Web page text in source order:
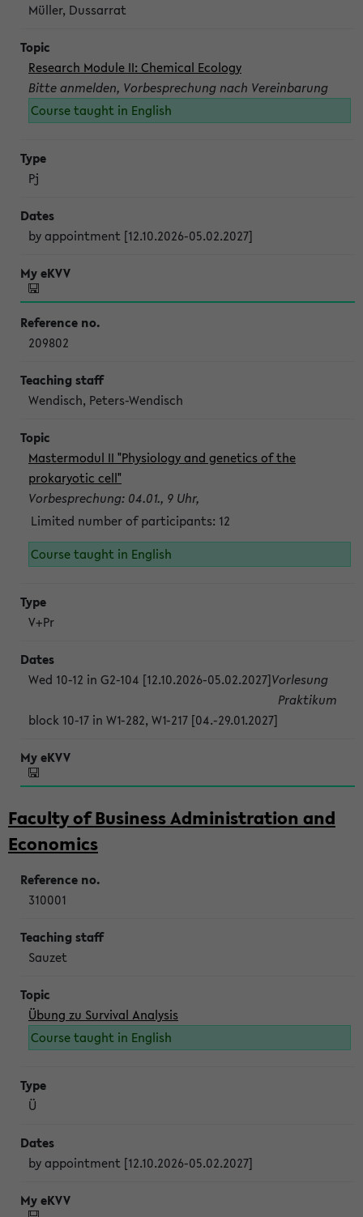
Müller, Dussarrat
Research Module II: Chemical Ecology
Bitte anmelden, Vorbesprechung nach Vereinbarung
Course taught in English
Pj
by appointment [12.10.2026-05.02.2027]
209802
Wendisch, Peters-Wendisch
Mastermodul II "Physiology and genetics of the
prokaryotic cell"
Vorbesprechung: 04.01., 9 Uhr,
Limited number of participants: 12
Course taught in English
V+Pr
Wed 10-12 in G2-104 [12.10.2026-05.02.2027]Vorlesung
block 10-17 in W1-282, W1-217 [04.-29.01.2027]
Praktikum
Faculty of Business Administration and
Economics
310001
Sauzet
Übung zu Survival Analysis
Course taught in English
Ü
by appointment [12.10.2026-05.02.2027]